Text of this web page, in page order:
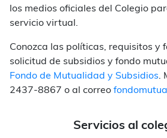
Servicios al
los medios oficiales del Colegio
servicio virtual.
Conozca las políticas, requisitos y
solicitud de subsidios y fondo
Fondo de Mutualidad y Subsidios.
2437-8867 o al correo